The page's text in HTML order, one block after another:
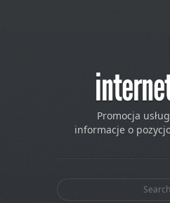
Promocja
informacje o